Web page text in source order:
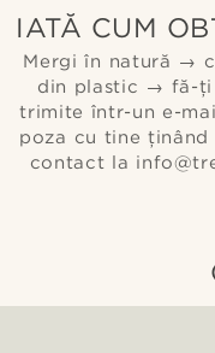
IATĂ CUM
Mergi în natură →
din plastic → fă-
trimite într-un e-
poza cu tine
contact la